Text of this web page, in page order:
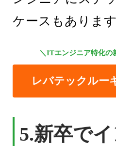
ケースもあります
＼ITエンジニア特化の
レバテックルー
5.新卒で